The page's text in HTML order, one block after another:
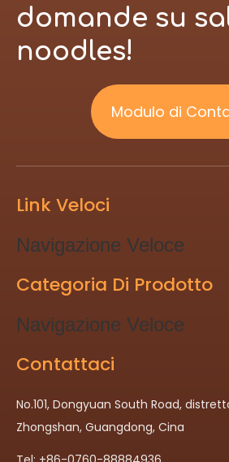
domande su
noodles!
Modulo di
Link Veloci
Navigazione Veloce
Categoria Di Prodotto
Navigazione Veloce
Contattaci
No.101, Dongyuan South Road,
Zhongshan, Guangdong, Cina